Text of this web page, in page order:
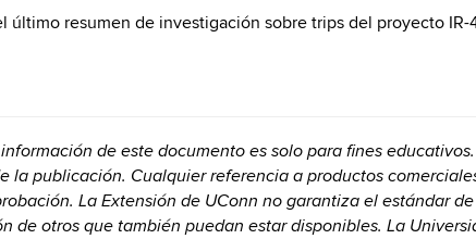
último resumen de investigación sobre trips del proyecto
de este documento es solo para fines
publicación. Cualquier referencia a productos
La Extensión de UConn no garantiza el estándar
otros que también puedan estar disponibles. La